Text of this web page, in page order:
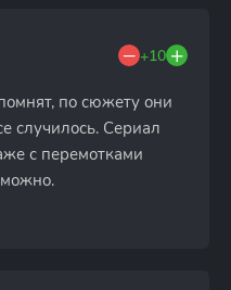
+10
по сюжету они
случилось. Сериал
с перемотками